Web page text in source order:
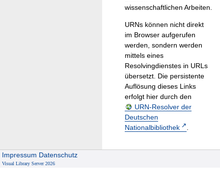
wissenschaftlichen Arbeiten.
URNs können nicht direkt
im Browser aufgerufen
werden, sondern werden
mittels eines
Resolvingdienstes in URLs
übersetzt. Die persistente
Auflösung dieses Links
erfolgt hier durch den
URN-Resolver der
Deutschen
Nationalbibliothek
.
Impressum Datenschutz
Visual Library Server 2026